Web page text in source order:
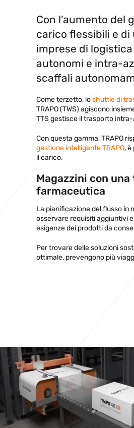
Con l’aumento del
carico flessibili e
imprese di
autonomi e intra-
scaffali
Come terzetto, loshuttle di
TRAPO (TWS) agiscono
TTS gestisce il trasporto intra-
Con questa gamma, TRAPO
gestione intelligente TRAPO,
il carico.
Magazzini con
farmaceutica
La pianificazione del flusso in
osservare requisiti aggiuntivi
esigenze dei prodotti da
Per trovare delle soluzioni
ottimale, prevengono più